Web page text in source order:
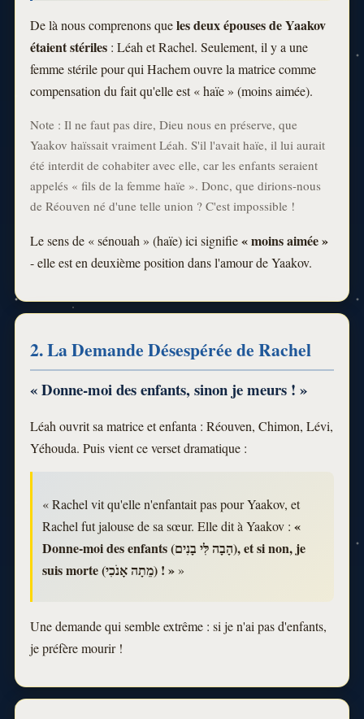
De là nous comprenons queles deux épouses de Yaakov
étaient stériles : Léah et Rachel. Seulement, il y a une
femme stérile pour qui Hachem ouvre la matrice comme
compensation du fait qu'elle est « haïe » (moins aimée).
Note : Il ne faut pas dire, Dieu nous en préserve, que
Yaakov haïssait vraiment Léah. S'il l'avait haïe, il lui aurait
été interdit de cohabiter avec elle, car les enfants seraient
appelés « fils de la femme haïe ». Donc, que dirions-nous
de Réouven né d'une telle union ? C'est impossible !
Le sens de « sénouah » (haïe) ici signifie« moins aimée »
- elle est en deuxième position dans l'amour de Yaakov.
2. La Demande Désespérée de Rachel
« Donne-moi des enfants, sinon je meurs ! »
Léah ouvrit sa matrice et enfanta : Réouven, Chimon, Lévi,
Yéhouda. Puis vient ce verset dramatique :
« Rachel vit qu'elle n'enfantait pas pour Yaakov, et
Rachel fut jalouse de sa sœur. Elle dit à Yaakov : «
Donne-moi des enfants (הָבָה לִּי בָנִים), et si non, je
suis morte (מֵתָה אָנֹכִי) ! » »
Une demande qui semble extrême : si je n'ai pas d'enfants,
je préfère mourir !